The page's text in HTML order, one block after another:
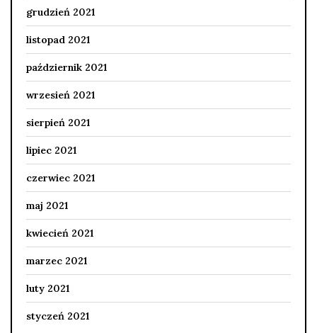
grudzień 2021
listopad 2021
październik 2021
wrzesień 2021
sierpień 2021
lipiec 2021
czerwiec 2021
maj 2021
kwiecień 2021
marzec 2021
luty 2021
styczeń 2021